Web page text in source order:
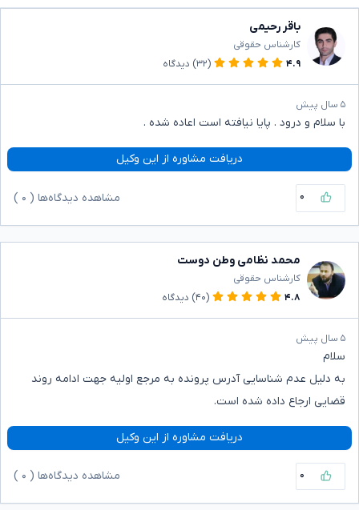
باقر رحیمی
کارشناس حقوقی
۴.۹
(۳۲) دیدگاه
۵ سال پیش
با سلام و درود . پایا نیافته است اعاده شده .
دریافت مشاوره از این وکیل
۰ مشاهده دیدگاه‌ها ( ۰
محمد نظامی وطن دوست
کارشناس حقوقی
۴.۸
(۴۰) دیدگاه
۵ سال پیش
سلام
به دلیل عدم شناسایی آدرس پرونده به مرجع اولیه جهت ادامه روند
قضایی ارجاع داده شده است.
دریافت مشاوره از این وکیل
۰ مشاهده دیدگاه‌ها ( ۰